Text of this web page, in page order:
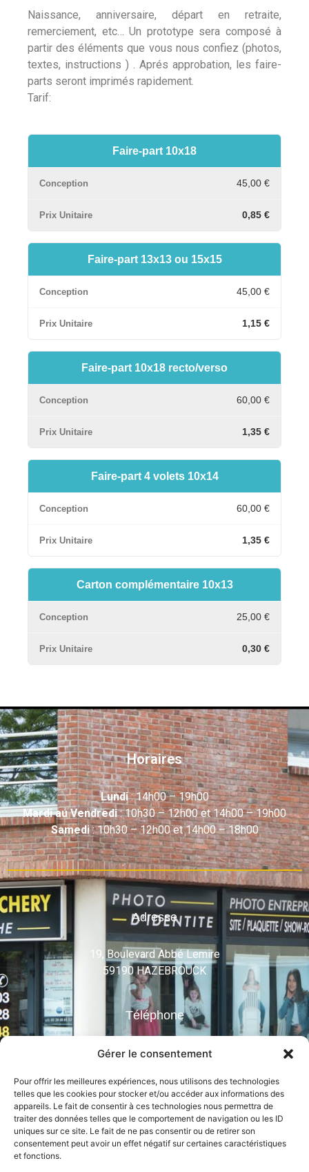
Gérer le consentement
Pour offrir les meilleures expériences, nous utilisons des technologies
telles que les cookies pour stocker et/ou accéder aux informations des
appareils. Le fait de consentir à ces technologies nous permettra de
traiter des données telles que le comportement de navigation ou les ID
uniques sur ce site. Le fait de ne pas consentir ou de retirer son
consentement peut avoir un effet négatif sur certaines caractéristiques
et fonctions.
Naissance, anniversaire, départ en retraite,
remerciement, etc… Un prototype sera composé à
partir des éléments que vous nous confiez (photos,
textes, instructions ) . Aprés approbation, les faire-
parts seront imprimés rapidement.
Tarif:
Faire-part 10x18
45,00 €
0,85 €
Faire-part 13x13 ou 15x15
45,00 €
1,15 €
Faire-part 10x18 recto/verso
60,00 €
1,35 €
Faire-part 4 volets 10x14
60,00 €
1,35 €
Carton complémentaire 10x13
25,00 €
0,30 €
Horaires
Lundi: 14h00 – 19h00
Mardi au Vendredi: 10h30 – 12h00 et 14h00 – 19h00
Samedi: 10h30 – 12h00 et 14h00 – 18h00
Adresse
19, Boulevard Abbé Lemire
59190 HAZEBROUCK
Téléphone
03 28 48 61 52
Mail
info@alloucheryphoto.com
Suivez-nous